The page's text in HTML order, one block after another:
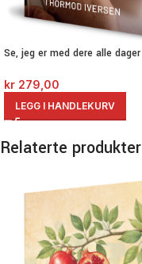
Se, jeg er med dere alle dager
kr 279,00
LEGG I HANDLEKURV
Relaterte produkter